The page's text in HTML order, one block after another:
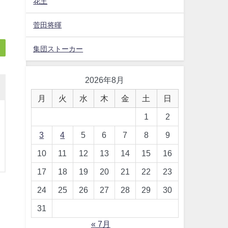
菅田将暉
集団ストーカー
2026年8月
月 火 水 木 金 土 日
1 2
3 4 5 6 7 8 9
10 11 12 13 14 15 16
17 18 19 20 21 22 23
24 25 26 27 28 29 30
31
« 7月